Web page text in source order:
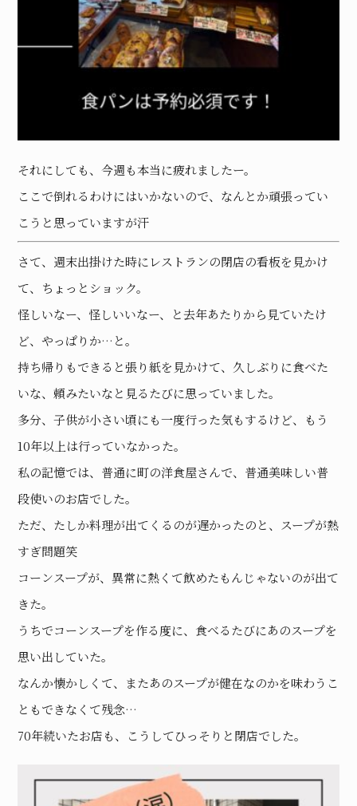
それにしても、今週も本当に疲れましたー。
ここで倒れるわけにはいかないので、なんとか頑張ってい
こうと思っていますが汗
さて、週末出掛けた時にレストランの閉店の看板を見かけ
て、ちょっとショック。
怪しいなー、怪しいいなー、と去年あたりから見ていたけ
ど、やっぱりか…と。
持ち帰りもできると張り紙を見かけて、久しぶりに食べた
いな、頼みたいなと見るたびに思っていました。
多分、子供が小さい頃にも一度行った気もするけど、もう
10年以上は行っていなかった。
私の記憶では、普通に町の洋食屋さんで、普通美味しい普
段使いのお店でした。
ただ、たしか料理が出てくるのが遅かったのと、スープが熱
すぎ問題笑
コーンスープが、異常に熱くて飲めたもんじゃないのが出て
きた。
うちでコーンスープを作る度に、食べるたびにあのスープを
思い出していた。
なんか懐かしくて、またあのスープが健在なのかを味わうこ
ともできなくて残念…
70年続いたお店も、こうしてひっそりと閉店でした。